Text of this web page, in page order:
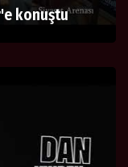
konuştu